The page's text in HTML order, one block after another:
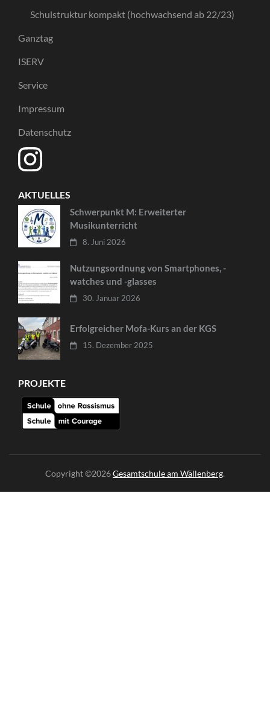
Schulstruktur kompakt (hochwachsend ab 22/23)
Ganztag
ISERV
Service
Impressum
Datenschutz
AKTUELLES
Schwerpunkt M: Erweiterter
Musikunterricht
8. Juni 2026
Nutzungsordnung von Smartphones, -
watches und -glasses
30. Januar 2026
Erfolgreicher Mofa-Kurs an der KGS
15. Dezember 2025
PROJEKTE
Copyright ©2026Gesamtschule am Wällenberg.